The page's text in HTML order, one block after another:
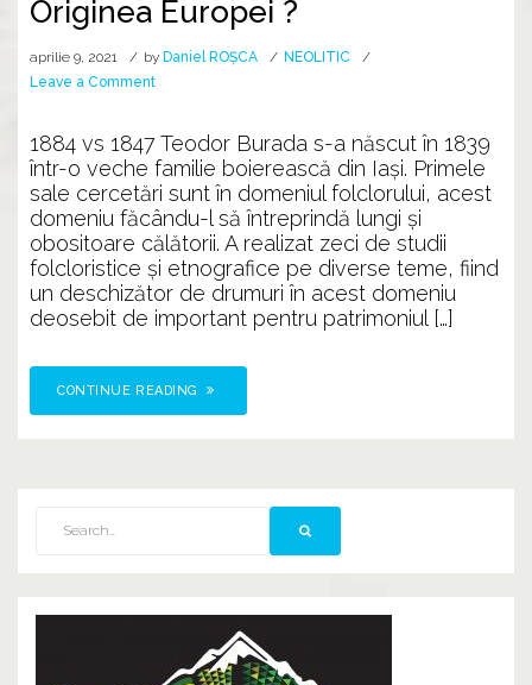
Originea Europei ?
aprilie 9, 2021 by Daniel ROȘCA
NEOLITIC
Leave a Commenton
fost
descoperită
Originea
Europei
?
1884 vs 1847 Teodor Burada s-a născut în 1839
într-o veche familie boierească din Iași. Primele
sale cercetări sunt în domeniul folclorului, acest
domeniu făcându-l să întreprindă lungi și
obositoare călătorii. A realizat zeci de studii
folcloristice și etnografice pe diverse teme, fiind
un deschizător de drumuri în acest domeniu
deosebit de important pentru patrimoniul […]
CONTINUE READING